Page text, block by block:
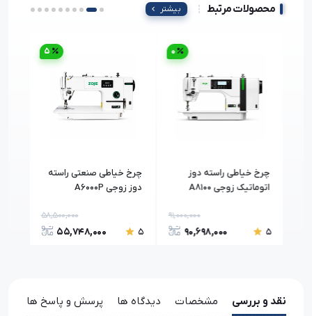
محصولات مرتبط بیشتر
چرخ خیاطی راسته دوز
اتوماتیک زوجی A8100
5
91,000,000
90,698,000
0
چرخ خیاطی صنعتی راسته
دوز زوجی A6000P
5
58,500,000
55,748,000
5
نقد و بررسی مشخصات دیدگاه ها پرسش و پاسخ ها